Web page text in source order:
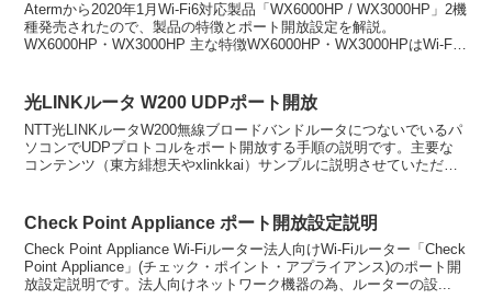
Atermから2020年1月Wi-Fi6対応製品「WX6000HP / WX3000HP」2機
種発売されたので、製品の特徴とポート開放設定を解説。
WX6000HP・WX3000HP 主な特徴WX6000HP・WX3000HPはWi-Fi
光LINKルータ W200 UDPポート開放
NTT光LINKルータW200無線ブロードバンドルータにつないでいるパ
ソコンでUDPプロトコルをポート開放する手順の説明です。主要な
コンテンツ（東方緋想天やxlinkkai）サンプルに説明させていただき
Check Point Appliance ポート開放設定説明
Check Point Appliance Wi-Fiルーター法人向けWi-Fiルーター「Check
Point Appliance」(チェック・ポイント・アプライアンス)のポート開
放設定説明です。法人向けネットワーク機器の為、ルーターの設...